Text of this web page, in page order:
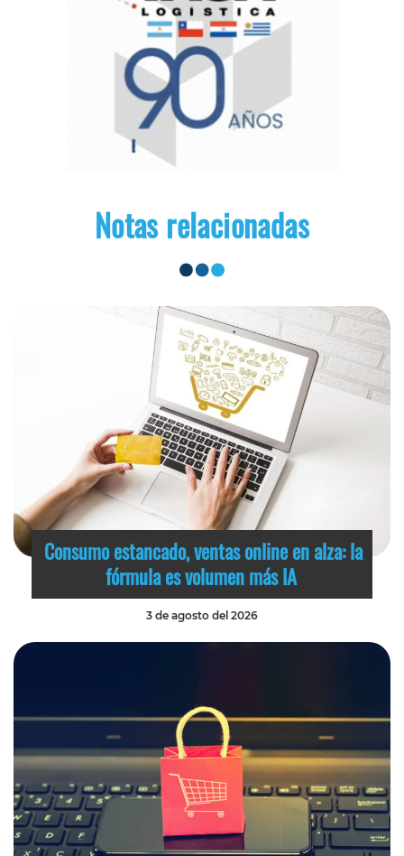
Notas relacionadas
Consumo estancado, ventas online en alza: la
fórmula es volumen más IA
3 de agosto del 2026